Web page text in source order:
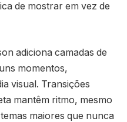
de mostrar em vez de
adiciona camadas de
momentos,
visual. Transições
mantêm ritmo, mesmo
maiores que nunca